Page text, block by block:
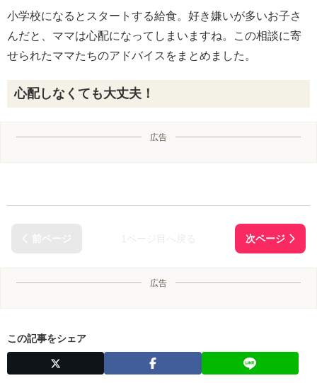
小学校になるとスタートする給食。好き嫌いが多いお子さ
んだと、ママは心配になってしまいますね。この相談に寄
せられたママたちのアドバイスをまとめました。
心配しなくても大丈夫！
広告
広告
この記事をシェア